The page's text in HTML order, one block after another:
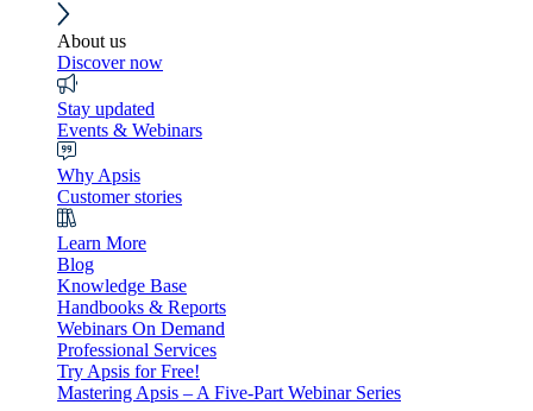
About us
Discover now
Stay updated
Events & Webinars
Why Apsis
Customer stories
Learn More
Blog
Knowledge Base
Handbooks & Reports
Webinars On Demand
Professional Services
Try Apsis for Free!
Mastering Apsis – A Five-Part Webinar Series